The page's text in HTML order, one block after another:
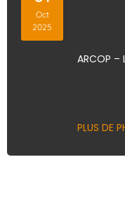
ARCOP –
Oct
2025
PLUS DE